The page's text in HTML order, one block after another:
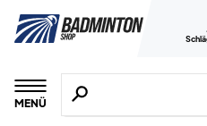
MENÜ
Suche nach